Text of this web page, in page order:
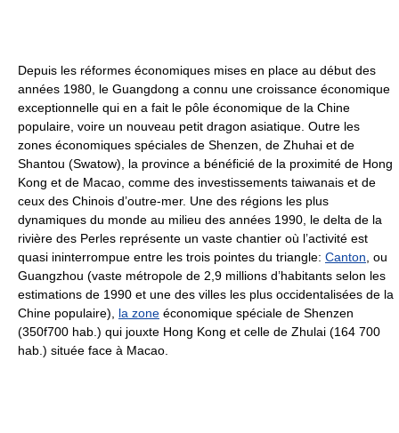
Depuis les réformes économiques mises en place au début des
années 1980, le Guangdong a connu une croissance économique
exceptionnelle qui en a fait le pôle économique de la Chine
populaire, voire un nouveau petit dragon asiatique. Outre les
zones économiques spéciales de Shenzen, de Zhuhai et de
Shantou (Swatow), la province a bénéficié de la proximité de Hong
Kong et de Macao, comme des investissements taiwanais et de
ceux des Chinois d’outre-mer. Une des régions les plus
dynamiques du monde au milieu des années 1990, le delta de la
rivière des Perles représente un vaste chantier où l’activité est
quasi ininterrompue entre les trois pointes du triangle: Canton, ou
Guangzhou (vaste métropole de 2,9 millions d’habitants selon les
estimations de 1990 et une des villes les plus occidentalisées de la
Chine populaire), la zone économique spéciale de Shenzen
(350f700 hab.) qui jouxte Hong Kong et celle de Zhulai (164 700
hab.) située face à Macao.